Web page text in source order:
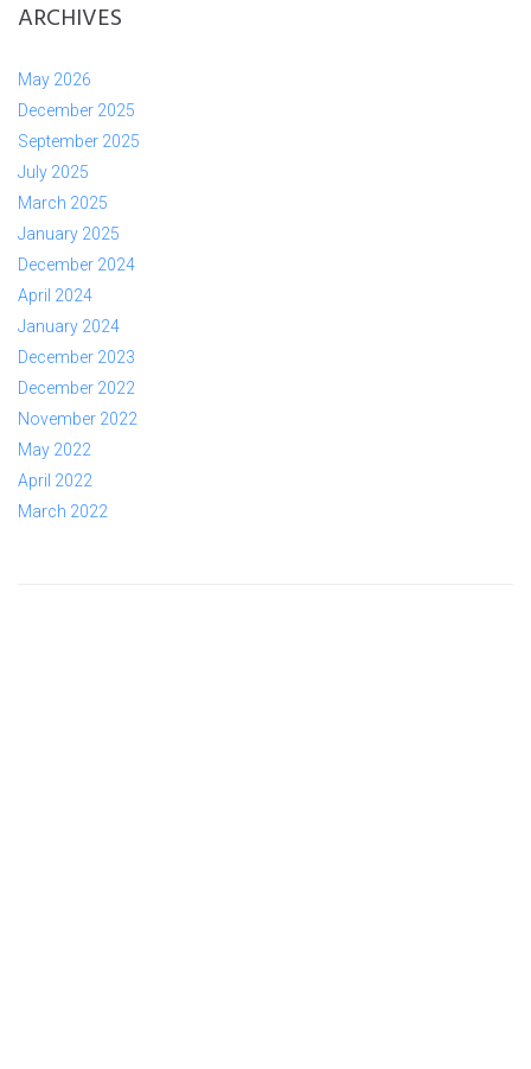
ARCHIVES
May 2026
December 2025
September 2025
July 2025
March 2025
January 2025
December 2024
April 2024
January 2024
December 2023
December 2022
November 2022
May 2022
April 2022
March 2022